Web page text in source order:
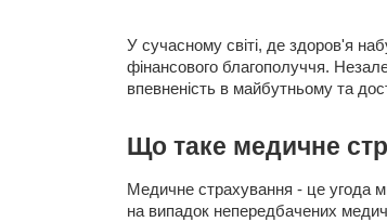
У сучасному світі, де здоров'я
фінансового благополуччя.
впевненість в майбутньому та
Що таке медичне
Медичне страхування - це угода
на випадок непередбачених